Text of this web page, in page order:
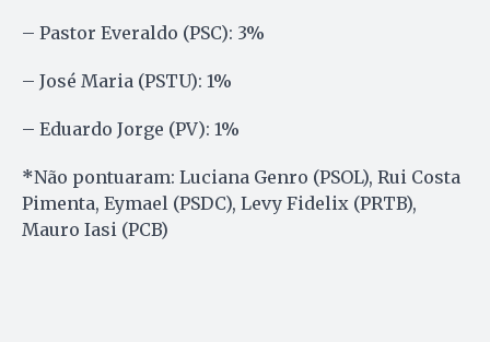
– Pastor Everaldo (PSC): 3%
– José Maria (PSTU): 1%
– Eduardo Jorge (PV): 1%
*Não pontuaram: Luciana Genro (PSOL), Rui Costa
Pimenta, Eymael (PSDC), Levy Fidelix (PRTB),
Mauro Iasi (PCB)